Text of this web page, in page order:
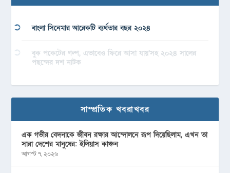
বাংলা সিনেমার আরেকটি ব্যর্থতার বছর ২০২৪
বুক পকেটের গল্প, এভাবেও ফিরে আসা যায়’সহ ২০২৪ সালের
পছন্দের দশ নাটক
সাম্প্রতিক খবরাখবর
এক গভীর বেদনাকে জীবন রক্ষার আন্দোলনে রূপ দিয়েছিলাম, এখন তা
সারা দেশের মানুষের: ইলিয়াস কাঞ্চন
আগস্ট ৭, ২০২৬